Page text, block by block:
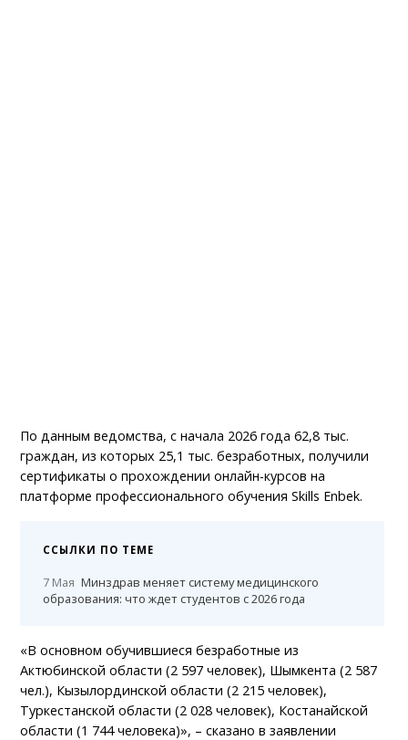
По данным ведомства, с начала 2026 года 62,8 тыс.
граждан, из которых 25,1 тыс. безработных, получили
сертификаты о прохождении онлайн-курсов на
платформе профессионального обучения Skills Enbek.
ССЫЛКИ ПО ТЕМЕ
7 Мая Минздрав меняет систему медицинского
образования: что ждет студентов с 2026 года
«В основном обучившиеся безработные из
Актюбинской области (2 597 человек), Шымкента (2 587
чел.), Кызылординской области (2 215 человек),
Туркестанской области (2 028 человек), Костанайской
области (1 744 человека)», – сказано в заявлении